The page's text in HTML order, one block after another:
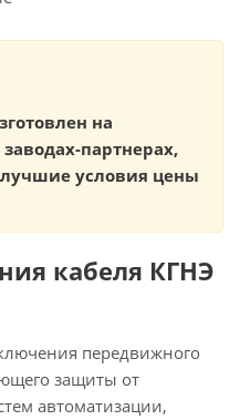
на
партнерах,
условия цены
кабеля КГНЭ
передвижного
защиты от
автоматизации,